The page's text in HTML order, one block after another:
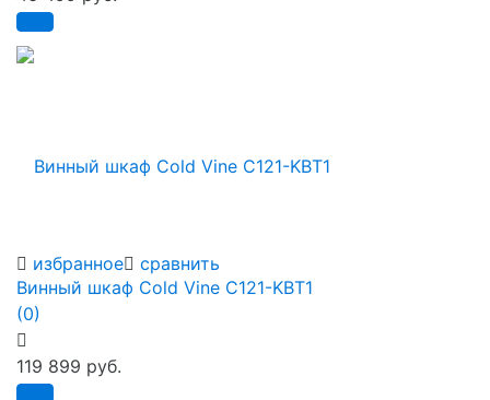
избранное сравнить
Винный шкаф Cold Vine C121-KBT1
(0)
119 899 руб.